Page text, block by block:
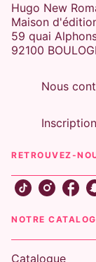
Hugo New
Maison
59 quai
92100
Nous
RETROUVEZ-
NOTRE
Catalogue